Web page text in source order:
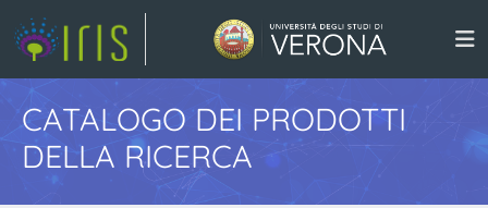
CATALOGO DEI PRODOTTI
DELLA RICERCA